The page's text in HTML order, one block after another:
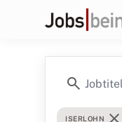
search
ISERLOHN